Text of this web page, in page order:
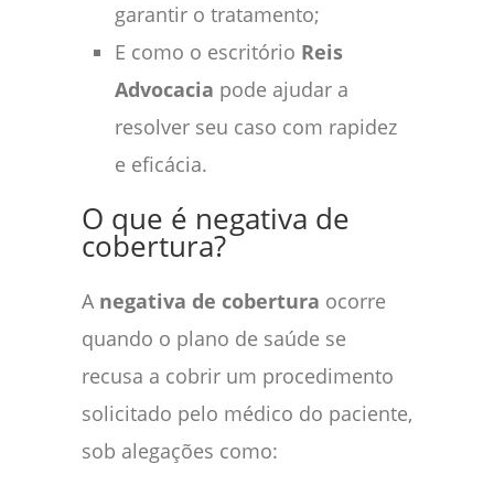
garantir o tratamento;
E como o escritório Reis
Advocacia pode ajudar a
resolver seu caso com rapidez
e eficácia.
O que é negativa de
cobertura?
A negativa de cobertura ocorre
quando o plano de saúde se
recusa a cobrir um procedimento
solicitado pelo médico do paciente,
sob alegações como: